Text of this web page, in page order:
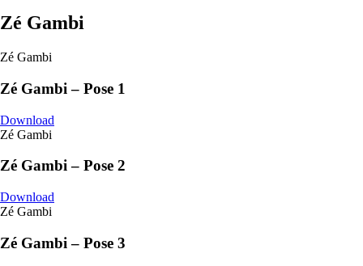
Zé Gambi
Zé Gambi
Zé Gambi – Pose 1
Download
Zé Gambi
Zé Gambi – Pose 2
Download
Zé Gambi
Zé Gambi – Pose 3